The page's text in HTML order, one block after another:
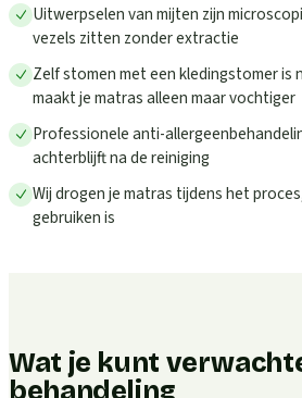
Uitwerpselen van mijten zijn
vezels zitten zonder extractie
Zelf stomen met een kledingstomer is
maakt je matras alleen maar vochtiger
Professionele anti-
achterblijft na de reiniging
Wij drogen je matras tijdens het
gebruiken is
Wat je kunt